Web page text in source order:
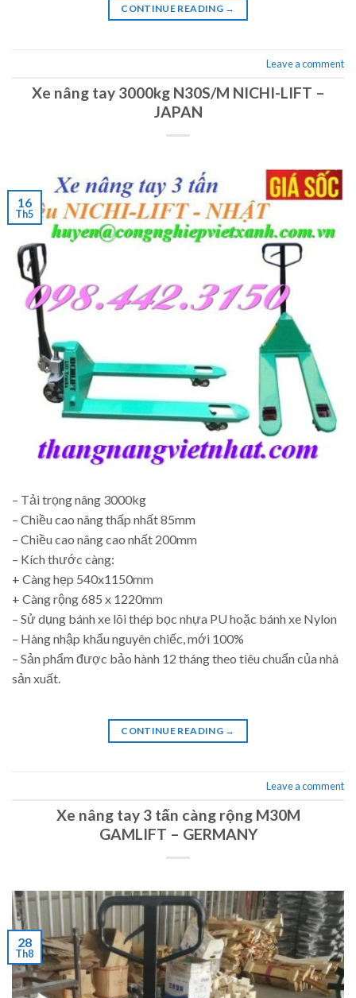
CONTINUE READING →
Leave a comment
Xe nâng tay 3000kg N30S/M NICHI-LIFT –
JAPAN
16
Th5
– Tải trọng nâng 3000kg
– Chiều cao nâng thấp nhất 85mm
– Chiều cao nâng cao nhất 200mm
– Kích thước càng:
+ Càng hẹp 540x1150mm
+ Càng rộng 685 x 1220mm
– Sử dụng bánh xe lõi thép bọc nhựa PU hoặc bánh xe Nylon
– Hàng nhập khẩu nguyên chiếc, mới 100%
– Sản phẩm được bảo hành 12 tháng theo tiêu chuẩn của nhà
sản xuất.
CONTINUE READING →
Leave a comment
Xe nâng tay 3 tấn càng rộng M30M
GAMLIFT – GERMANY
28
Th8